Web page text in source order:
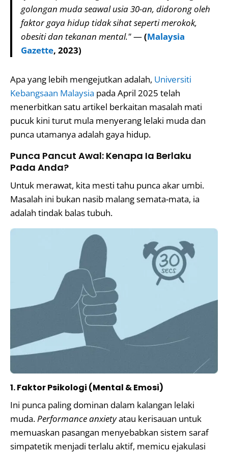
golongan muda seawal usia 30-an, didorong oleh
faktor gaya hidup tidak sihat seperti merokok,
obesiti dan tekanan mental."—(Malaysia
Gazette, 2023)
Apa yang lebih mengejutkan adalah, Universiti
Kebangsaan Malaysia pada April 2025 telah
menerbitkan satu artikel berkaitan masalah mati
pucuk kini turut mula menyerang lelaki muda dan
punca utamanya adalah gaya hidup.
Punca Pancut Awal: Kenapa Ia Berlaku
Pada Anda?
Untuk merawat, kita mesti tahu punca akar umbi.
Masalah ini bukan nasib malang semata-mata, ia
adalah tindak balas tubuh.
1. Faktor Psikologi (Mental & Emosi)
Ini punca paling dominan dalam kalangan lelaki
muda. Performance anxietyatau kerisauan untuk
memuaskan pasangan menyebabkan sistem saraf
simpatetik menjadi terlalu aktif, memicu ejakulasi